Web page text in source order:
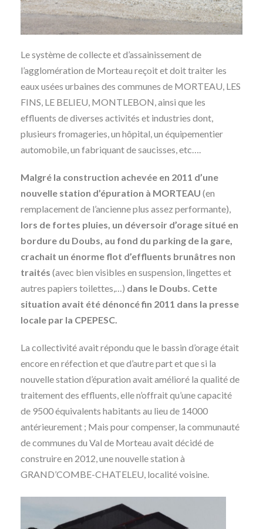
Le système de collecte et d’assainissement de
l’agglomération de Morteau reçoit et doit traiter les
eaux usées urbaines des communes de MORTEAU, LES
FINS, LE BELIEU, MONTLEBON, ainsi que les
effluents de diverses activités et industries dont,
plusieurs fromageries, un hôpital, un équipementier
automobile, un fabriquant de saucisses, etc….
Malgré la construction achevée en 2011 d’une
nouvelle station d’épuration à MORTEAU (en
remplacement de l’ancienne plus assez performante),
lors de fortes pluies, un déversoir d’orage situé en
bordure du Doubs, au fond du parking de la gare,
crachait un énorme flot d’effluents brunâtres non
traités (avec bien visibles en suspension, lingettes et
autres papiers toilettes,…) dans le Doubs. Cette
situation avait été dénoncé fin 2011 dans la presse
locale par la CPEPESC.
La collectivité avait répondu que le bassin d’orage était
encore en réfection et que d’autre part et que si la
nouvelle station d’épuration avait amélioré la qualité de
traitement des effluents, elle n’offrait qu’une capacité
de 9500 équivalents habitants au lieu de 14000
antérieurement ; Mais pour compenser, la communauté
de communes du Val de Morteau avait décidé de
construire en 2012, une nouvelle station à
GRAND’COMBE-CHATELEU, localité voisine.